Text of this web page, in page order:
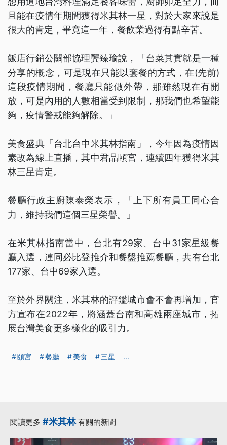
且能在疫情年期間獲得米其林一星，對於大家來說是
很大的肯定，畢竟這一年，餐飲業過得有點辛苦。
飯店行銷公關部協理龔臻瑜說，「台菜其實就是一種
分享的概念，可是現在只能以套餐的方式，在(先前)
這段疫情期間，餐廳只能做外帶，那雖然現在有開
放，可是內用的人數相當受到限制，那我們也希望能
夠，疫情警戒能夠解除。」
美食盛典「台北台中米其林指南」，今年因為疫情因
素改為線上直播，其中君品頤宮，連續四年獲得米其
林三星肯定。
餐廳行政主廚陳泰榮表示，「上下所有員工同心合
力，維持我們這個三星榮譽。」
在米其林指南當中，台北有29家、台中31家星級餐
廳入選，連同必比登推介和餐盤推薦餐廳，共有台北
177家、台中69家入選。
至於外界關注，米其林的評鑑城市會不會再增加，官
方宣布在2022年，將涵蓋台南和高雄兩座城市，拓
展台灣美食更多樣化的吸引力。
頤宮 餐廳 美食 三星 ...
閱讀更多 #米其林有關的新聞